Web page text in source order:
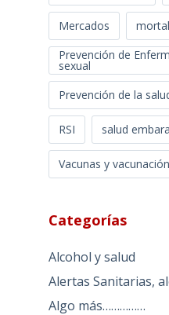
Mercados
Prevención de
sexual
Prevención de la
RSI salud
Vacunas y vacunación
Categorías
Alcohol y salud
Alertas Sanitarias,
Algo más……………